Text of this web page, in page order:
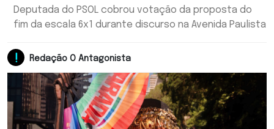
Deputada do PSOL cobrou votação da proposta do
fim da escala 6x1 durante discurso na Avenida Paulista
Redação O Antagonista